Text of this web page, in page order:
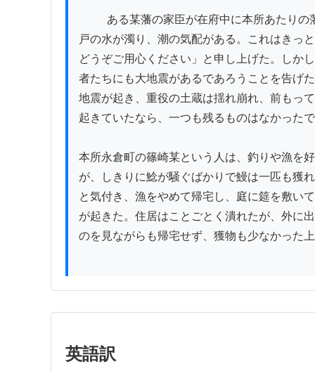
戸の水が濁り、潮の気配がある。これはきっ
どうぞご用心ください」と申し上げた。しか
者たちにも大地震があるであろうことを告げ
地震が起き、重役の土蔵は揺れ崩れ、前もっ
起きていたなら、一つも残るものはなかった
本所永倉町の篠崎某という人は、釣りや漁を
が、しきりに鯰が騒ぐばかりで鰻は一匹も獲
と気付き、漁をやめて帰宅し、庭に筵を敷い
が起きた。住居はことごとく潰れたが、外に
のを見ながらも帰宅せず、獲物も少なかった
英語訳